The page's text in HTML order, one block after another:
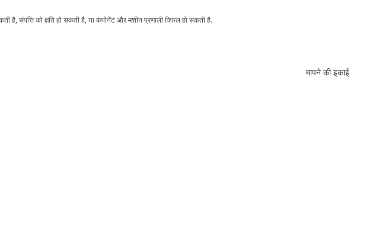
है, संपत्ति को क्षति हो सकती है, या कंपोनेंट और मशीन प्रणाली विफल हो सकती है.
मापने की इकाई